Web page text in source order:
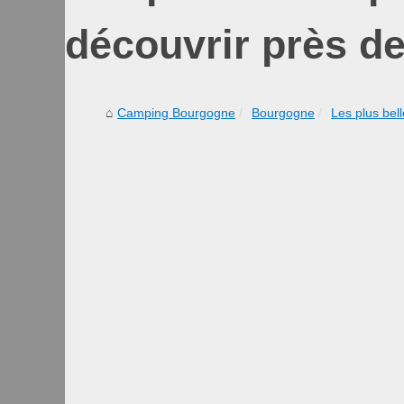
découvrir près
Camping Bourgogne Bourgogne Les plus